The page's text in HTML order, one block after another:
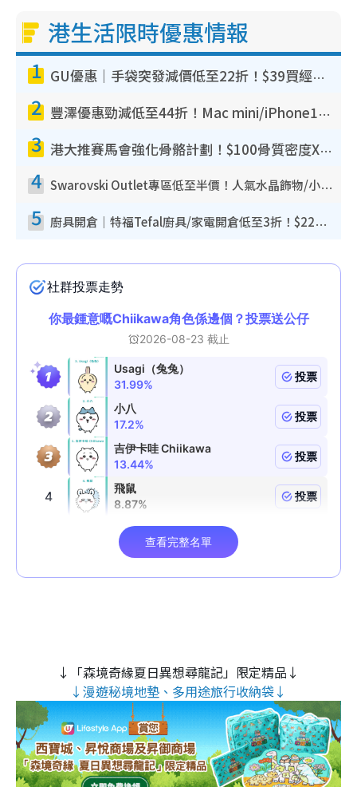
港生活限時優惠情報
1 GU優惠｜手袋突發減價低至22折！$39買經典波士頓包/餃子袋！飾物同步減價$29起！
2 豐澤優惠勁減低至44折！Mac mini/iPhone17Pro大減價！廚房家電$220起
3 港大推賽馬會強化骨骼計劃！$100骨質密度X光檢查 完成免費運動訓練送超市禮券！附參加資格
4 Swarovski Outlet專區低至半價！人氣水晶飾物/小擺設$138起！迪士尼款/水晶高跟鞋都有平
5 廚具開倉｜特福Tefal廚具/家電開倉低至3折！$220起買平底鍋/炒鑊/湯煲！電飯煲/吸塵機/燙斗$418起
↓「森境奇緣夏日異想尋龍記」限定精品↓
↓漫遊秘境地墊、多用途旅行收納袋↓